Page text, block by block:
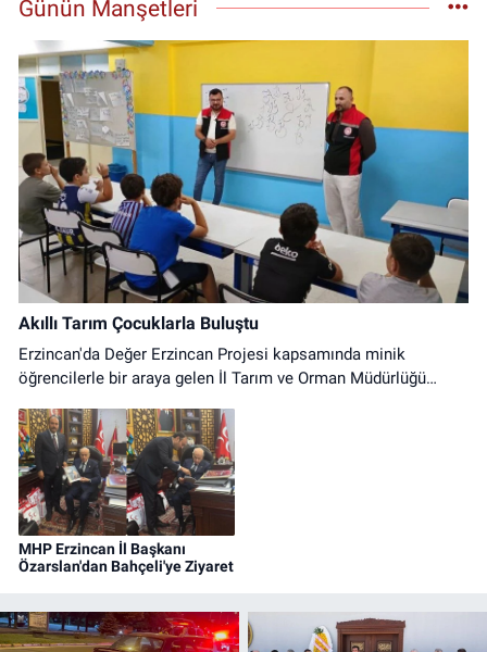
Günün Manşetleri
Akıllı Tarım Çocuklarla Buluştu
Erzincan'da Değer Erzincan Projesi kapsamında minik
öğrencilerle bir araya gelen İl Tarım ve Orman Müdürlüğü
yöntemlerini anlattı.
MHP Erzincan İl Başkanı
Özarslan'dan Bahçeli'ye Ziyaret